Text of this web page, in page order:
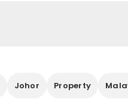
Johor Property